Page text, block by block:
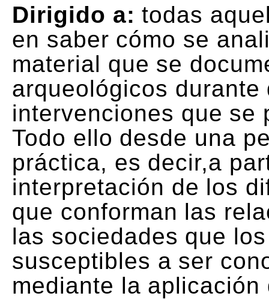
Dirigido a: todas
en saber cómo se
material que se
arqueológicos
intervenciones que se
Todo ello desde una
práctica, es decir,a
interpretación de los
que conforman las
las sociedades que
susceptibles a ser
mediante la